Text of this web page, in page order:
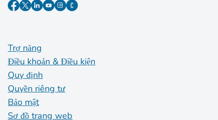
Trợ năng
Điều khoản & Điều kiện
Quy định
Quyền riêng tư
Bảo mật
Sơ đồ trang web